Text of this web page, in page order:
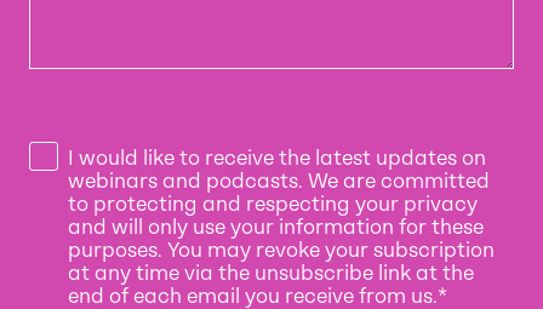
I would like to receive the latest updates on
webinars and podcasts. We are committed
to protecting and respecting your privacy
and will only use your information for these
purposes. You may revoke your subscription
at any time via the unsubscribe link at the
end of each email you receive from us.*